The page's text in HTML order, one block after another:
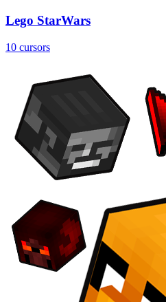
Lego StarWars
10 cursors